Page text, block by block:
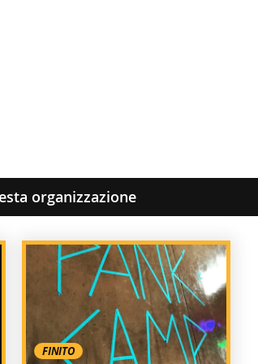
organizzazione
FINITO